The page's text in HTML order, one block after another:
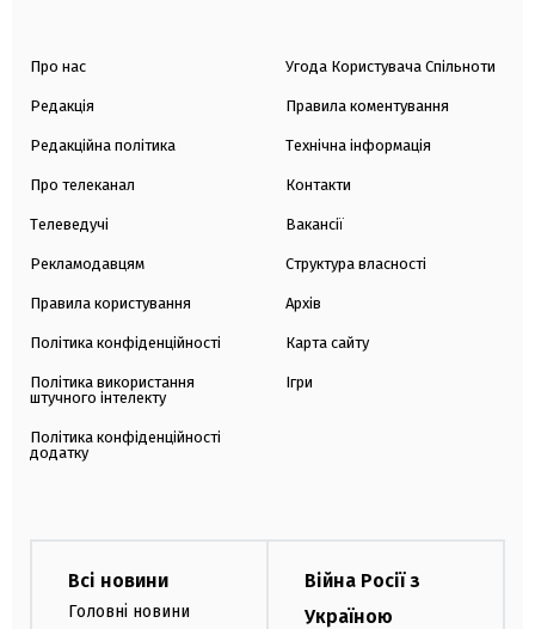
Про нас
Редакція
Редакційна політика
Про телеканал
Телеведучі
Рекламодавцям
Правила користування
Політика конфіденційності
Політика використання
штучного інтелекту
Політика конфіденційності
додатку
Угода Користувача Спільноти
Правила коментування
Технічна інформація
Контакти
Вакансії
Структура власності
Архів
Карта сайту
Ігри
Всі новини
Головні новини
Війна Росії з
Україною